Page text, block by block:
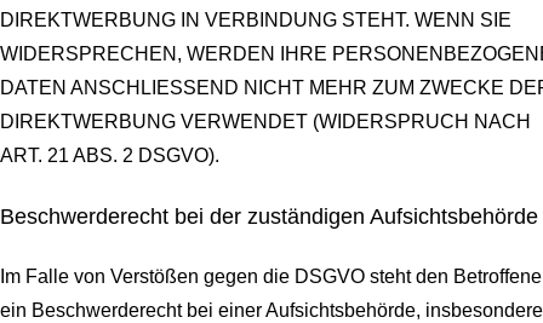
DIREKTWERBUNG IN VERBINDUNG STEHT. WENN SIE
WIDERSPRECHEN, WERDEN IHRE
DATEN ANSCHLIESSEND NICHT MEHR ZUM ZWECKE
DIREKTWERBUNG VERWENDET (WIDERSPRUCH NACH
ART. 21 ABS. 2 DSGVO).
Beschwerde­recht bei der zuständigen Aufsichts­behörde
Im Falle von Verstößen gegen die DSGVO steht den
ein Beschwerderecht bei einer Aufsichtsbehörde,